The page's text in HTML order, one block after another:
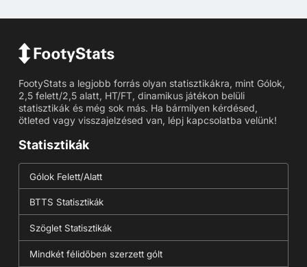
FootyStats a legjobb forrás olyan statisztikákra, mint Gólok,
2,5 felett/2,5 alatt, HT/FT, dinamikus játékon belüli
statisztikák és még sok más. Ha bármilyen kérdésed,
ötleted vagy visszajelzésed van, lépj kapcsolatba velünk!
Statisztikák
Gólok Felett/Alatt
BTTS Statisztikák
Szöglet Statisztikák
Mindkét félidőben szerzett gólt